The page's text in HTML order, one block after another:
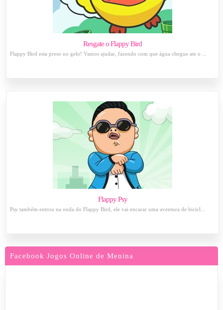
Resgate o Flappy Bird
Flappy Bird esta preso no gelo! Vamos ajudar, fazendo com que água chegue ate o ...
Flappy Psy
Psy também entrou na onda do Flappy Bird, ele vai encarar uma aventura de bicicl...
Facebook Jogos Online de Menina